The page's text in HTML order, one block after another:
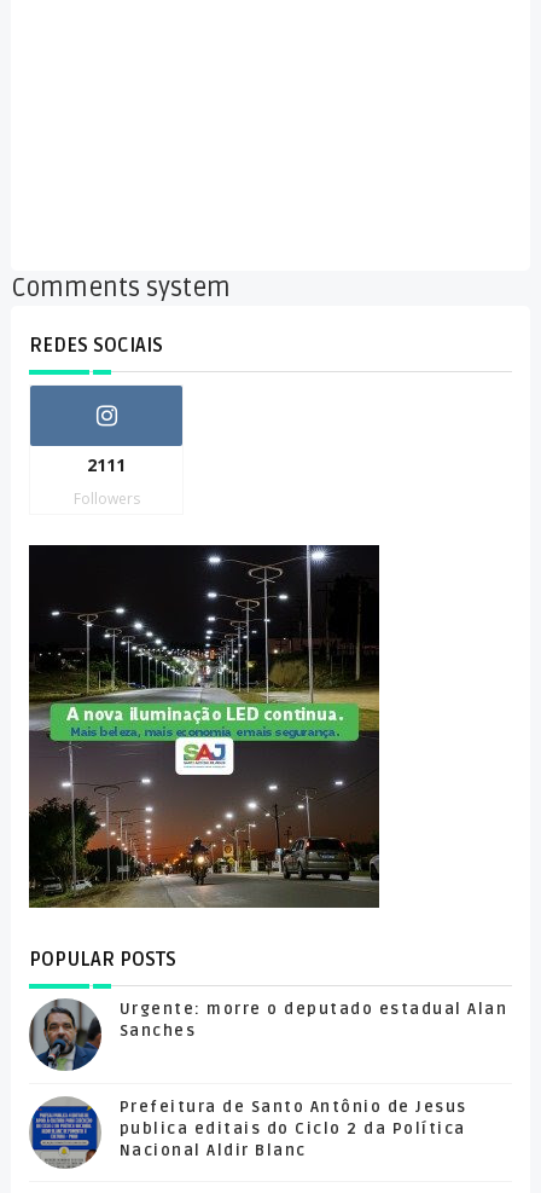
Comments system
REDES SOCIAIS
2111
Followers
POPULAR POSTS
Urgente: morre o deputado estadual Alan
Sanches
Prefeitura de Santo Antônio de Jesus
publica editais do Ciclo 2 da Política
Nacional Aldir Blanc